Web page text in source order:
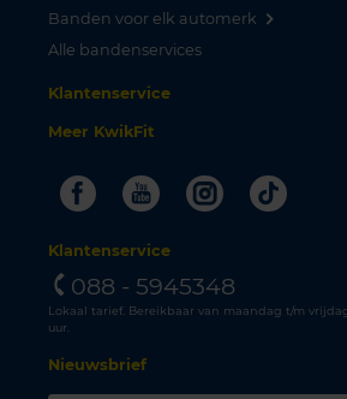
Banden voor elk automerk
Alle bandenservices
Klantenservice
Meer KwikFit
FacebookYoutubeInstagram
Tiktok
Klantenservice
088 - 5945348
Lokaal tarief. Bereikbaar van maandag t/m vrijdag
uur.
Nieuwsbrief